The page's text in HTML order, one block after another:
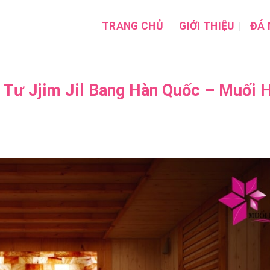
TRANG CHỦ GIỚI THIỆU ĐÁ
Jjim Jil Bang Hàn Quốc – Muối